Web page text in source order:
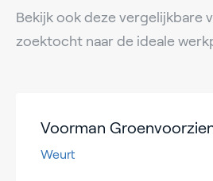
Bekijk ook deze vergelijkbare
zoektocht naar de ideale
Voorman
Weurt